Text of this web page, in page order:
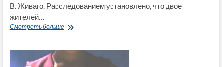
В. Живаго. Расследованием установлено, что двое
жителей…
Смотреть большеОдин
мэра
Старобельска